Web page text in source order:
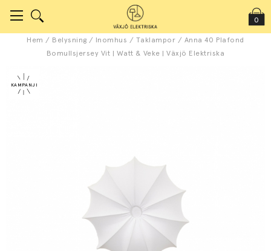
0
Hem / Belysning / Inomhus / Taklampor / Anna 40 Plafond
Bomullsjersey Vit | Watt & Veke | Växjö Elektriska